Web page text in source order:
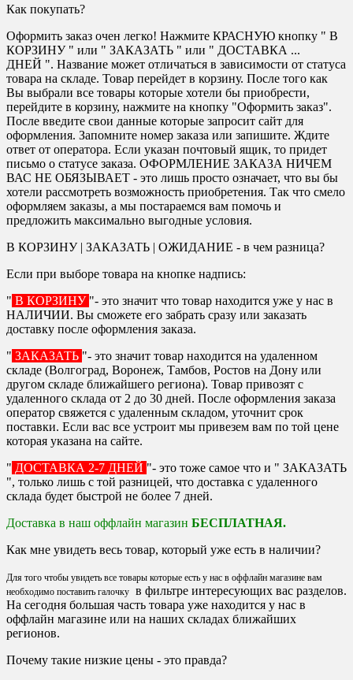
Как покупать?
Оформить заказ очен легко! Нажмите КРАСНУЮ кнопку " В
КОРЗИНУ " или " ЗАКАЗАТЬ " или " ДОСТАВКА ...
ДНЕЙ ". Название может отличаться в зависимости от статуса
товара на складе. Товар перейдет в корзину. После того как
Вы выбрали все товары которые хотели бы приобрести,
перейдите в корзину, нажмите на кнопку "Оформить заказ".
После введите свои данные которые запросит сайт для
оформления. Запомните номер заказа или запишите. Ждите
ответ от оператора. Если указан почтовый ящик, то придет
письмо о статусе заказа. ОФОРМЛЕНИЕ ЗАКАЗА НИЧЕМ
ВАС НЕ ОБЯЗЫВАЕТ - это лишь просто означает, что вы бы
хотели рассмотреть возможность приобретения. Так что смело
оформляем заказы, а мы постараемся вам помочь и
предложить максимально выгодные условия.
В КОРЗИНУ | ЗАКАЗАТЬ | ОЖИДАНИЕ - в чем разница?
Если при выборе товара на кнопке надпись:
" В КОРЗИНУ "- это значит что товар находится уже у нас в
НАЛИЧИИ. Вы сможете его забрать сразу или заказать
доставку после оформления заказа.
" ЗАКАЗАТЬ "- это значит товар находится на удаленном
складе (Волгоград, Воронеж, Тамбов, Ростов на Дону или
другом складе ближайшего региона). Товар привозят с
удаленного склада от 2 до 30 дней. После оформления заказа
оператор свяжется с удаленным складом, уточнит срок
поставки. Если вас все устроит мы привезем вам по той цене
которая указана на сайте.
" ДОСТАВКА 2-7 ДНЕЙ "- это тоже самое что и " ЗАКАЗАТЬ
", только лишь с той разницей, что доставка с удаленного
склада будет быстрой не более 7 дней.
Доставка в наш оффлайн магазин БЕСПЛАТНАЯ.
Как мне увидеть весь товар, который уже есть в наличии?
Для того чтобы увидеть все товары которые есть у нас в оффлайн магазине вам
необходимо поставить галочку в фильтре интересующих вас разделов.
На сегодня большая часть товара уже находится у нас в
оффлайн магазине или на наших складах ближайших
регионов.
Почему такие низкие цены - это правда?